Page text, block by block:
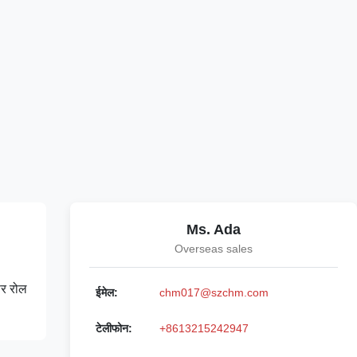
रोल
Ms. Ada
Overseas sales
ईमेल: chm017@szchm.com
टेलीफोन: +8613215242947